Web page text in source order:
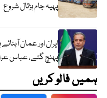
پہیہ جام ہڑتال شروع
ایران اور عمان
پہنچ گئے، عباس
ہمیں فالو کریں